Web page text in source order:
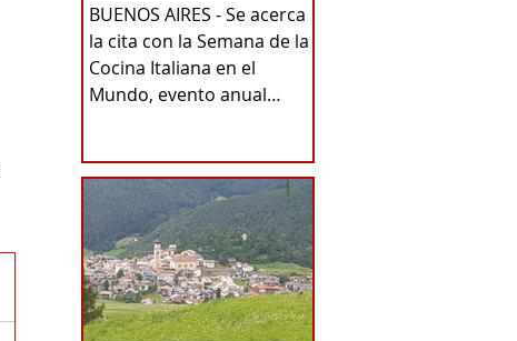
BUENOS AIRES - Se acerca
la cita con la Semana de la
Cocina Italiana en el
Mundo, evento anual